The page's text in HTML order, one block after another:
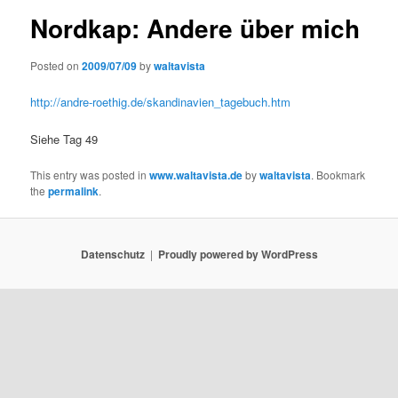
Nordkap: Andere über mich
Posted on2009/07/09bywaltavista
http://andre-roethig.de/skandinavien_tagebuch.htm
Siehe Tag 49
This entry was posted inwww.waltavista.debywaltavista. Bookmark
thepermalink.
Datenschutz Proudly powered by WordPress